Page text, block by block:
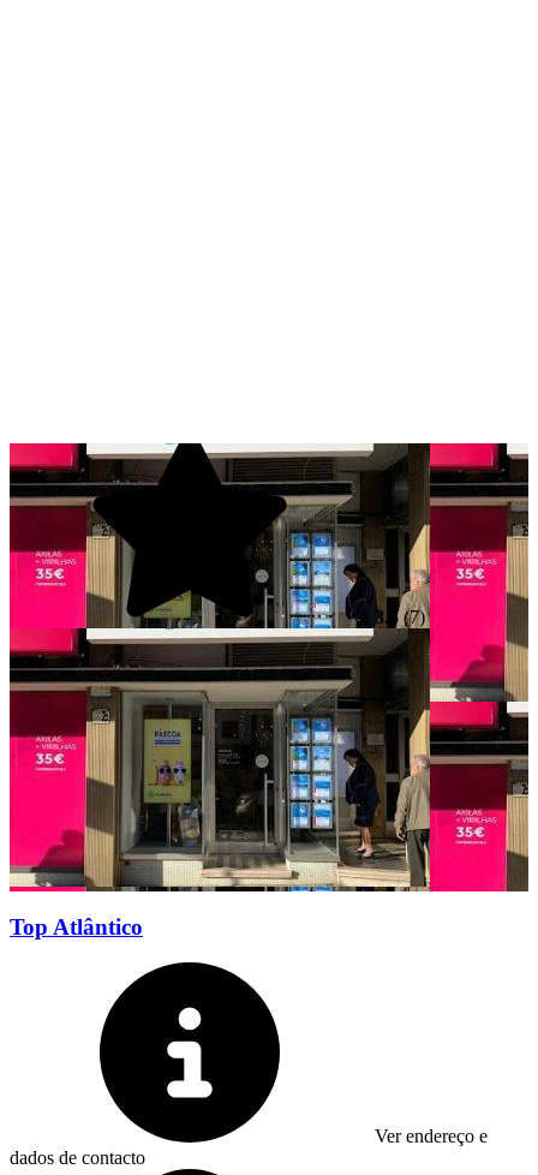
3.6(7)
Top Atlântico
Ver endereço e
dados de contacto